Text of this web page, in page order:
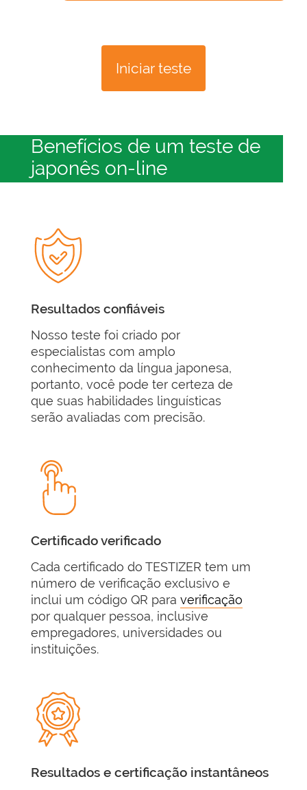
Iniciar teste
Benefícios de um teste de
japonês on-line
Resultados confiáveis
Nosso teste foi criado por
especialistas com amplo
conhecimento da língua japonesa,
portanto, você pode ter certeza de
que suas habilidades linguísticas
serão avaliadas com precisão.
Certificado verificado
Cada certificado do TESTIZER tem um
número de verificação exclusivo e
inclui um código QR para verificação
por qualquer pessoa, inclusive
empregadores, universidades ou
instituições.
Resultados e certificação instantâneos